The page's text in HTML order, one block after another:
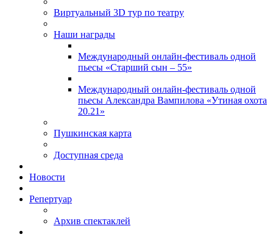
Виртуальный 3D тур по театру
Наши награды
Международный онлайн-фестиваль одной
пьесы «Старший сын – 55»
Международный онлайн-фестиваль одной
пьесы Александра Вампилова «Утиная охота
20.21»
Пушкинская карта
Доступная среда
Новости
Репертуар
Архив спектаклей